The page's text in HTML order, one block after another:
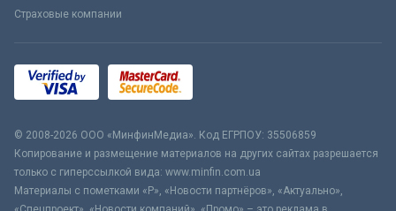
Страховые компании
© 2008-2026 ООО «МинфинМедиа». Код ЕГРПОУ: 35506859
Копирование и размещение материалов на других сайтах разрешается
только с гиперссылкой вида: www.minfin.com.ua
Материалы с пометками «Р», «Новости партнёров», «Актуально»,